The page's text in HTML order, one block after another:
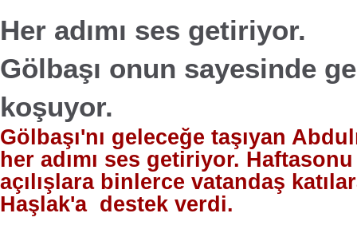
Her adımı ses getiriyor.
Gölbaşı onun sayesinde
koşuyor.
Gölbaşı'nı geleceğe taşıyan
her adımı ses getiriyor. Haftasonu
açılışlara binlerce vatandaş
Haşlak'a destek verdi.